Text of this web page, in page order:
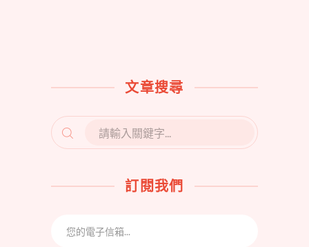
文章搜尋
SEARCH
FOR:
訂閱我們